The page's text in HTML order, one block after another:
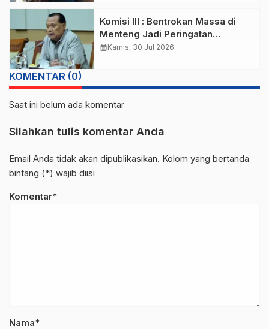
Komisi III : Bentrokan Massa di
Menteng Jadi Peringatan
Kamtibmas
calendar_monthKamis, 30 Jul 2026
KOMENTAR (0)
Saat ini belum ada komentar
Silahkan tulis komentar Anda
Email Anda tidak akan dipublikasikan. Kolom yang bertanda
bintang (*) wajib diisi
Komentar*
Nama*